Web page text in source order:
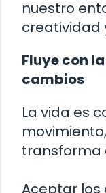
nuestro
creatividad
Fluye con
cambios
La vida es
transforma
Aceptar